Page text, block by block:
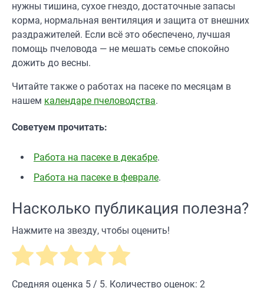
нужны тишина, сухое гнездо, достаточные запасы
корма, нормальная вентиляция и защита от внешних
раздражителей. Если всё это обеспечено, лучшая
помощь пчеловода — не мешать семье спокойно
дожить до весны.
Читайте также о работах на пасеке по месяцам в
нашем календаре пчеловодства.
Советуем прочитать:
Работа на пасеке в декабре.
Работа на пасеке в феврале.
Насколько публикация полезна?
Нажмите на звезду, чтобы оценить!
Средняя оценка 5 / 5. Количество оценок: 2